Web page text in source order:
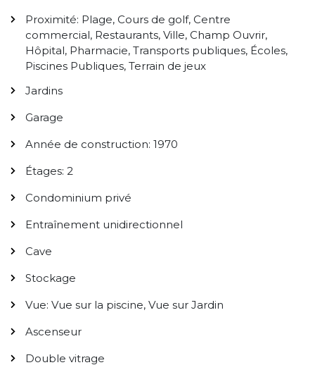
Proximité: Plage, Cours de golf, Centre
commercial, Restaurants, Ville, Champ Ouvrir,
Hôpital, Pharmacie, Transports publiques, Écoles,
Piscines Publiques, Terrain de jeux
Jardins
Garage
Année de construction: 1970
Étages: 2
Condominium privé
Entraînement unidirectionnel
Cave
Stockage
Vue: Vue sur la piscine, Vue sur Jardin
Ascenseur
Double vitrage